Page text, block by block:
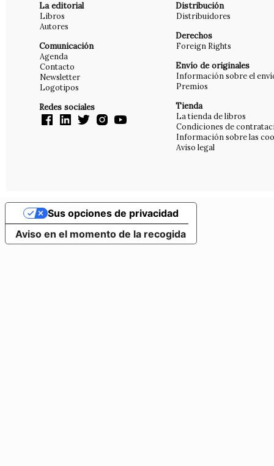
La editorial
Libros
Autores
Comunicación
Agenda
Contacto
Newsletter
Logotipos
Redes sociales
Distribución
Distribuidores
Derechos
Foreign Rights
Envío de originales
Información sobre el
Premios
Tienda
La tienda de libros
Condiciones de
Información sobre las
Aviso legal
Aviso en el momento de la recogida
Sus opciones de privacidad